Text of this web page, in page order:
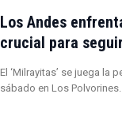
Los Andes
crucial para
El ‘Milrayitas’ se juega la
sábado en Los